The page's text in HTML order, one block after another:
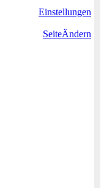
Einstellungen
SeiteÄndern